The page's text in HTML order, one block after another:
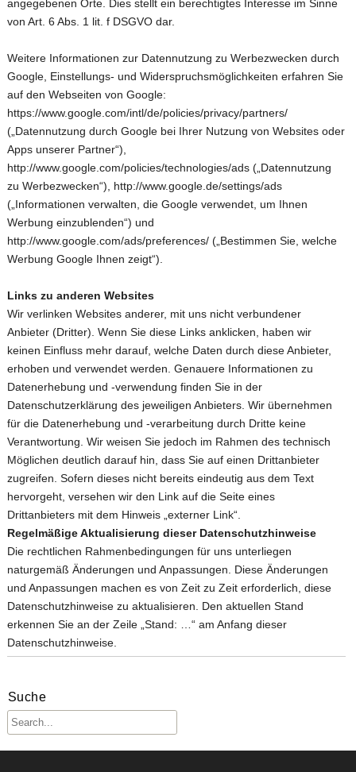
angegebenen Orte. Dies stellt ein berechtigtes Interesse im Sinne
von Art. 6 Abs. 1 lit. f DSGVO dar.
Weitere Informationen zur Datennutzung zu Werbezwecken durch
Google, Einstellungs- und Widerspruchsmöglichkeiten erfahren Sie
auf den Webseiten von Google:
https://www.google.com/intl/de/policies/privacy/partners/
(„Datennutzung durch Google bei Ihrer Nutzung von Websites oder
Apps unserer Partner“),
http://www.google.com/policies/technologies/ads („Datennutzung
zu Werbezwecken“), http://www.google.de/settings/ads
(„Informationen verwalten, die Google verwendet, um Ihnen
Werbung einzublenden“) und
http://www.google.com/ads/preferences/ („Bestimmen Sie, welche
Werbung Google Ihnen zeigt“).
Links zu anderen Websites
Wir verlinken Websites anderer, mit uns nicht verbundener
Anbieter (Dritter). Wenn Sie diese Links anklicken, haben wir
keinen Einfluss mehr darauf, welche Daten durch diese Anbieter,
erhoben und verwendet werden. Genauere Informationen zu
Datenerhebung und -verwendung finden Sie in der
Datenschutzerklärung des jeweiligen Anbieters. Wir übernehmen
für die Datenerhebung und -verarbeitung durch Dritte keine
Verantwortung. Wir weisen Sie jedoch im Rahmen des technisch
Möglichen deutlich darauf hin, dass Sie auf einen Drittanbieter
zugreifen. Sofern dieses nicht bereits eindeutig aus dem Text
hervorgeht, versehen wir den Link auf die Seite eines
Drittanbieters mit dem Hinweis „externer Link“.
Regelmäßige Aktualisierung dieser Datenschutzhinweise
Die rechtlichen Rahmenbedingungen für uns unterliegen
naturgemäß Änderungen und Anpassungen. Diese Änderungen
und Anpassungen machen es von Zeit zu Zeit erforderlich, diese
Datenschutzhinweise zu aktualisieren. Den aktuellen Stand
erkennen Sie an der Zeile „Stand: …“ am Anfang dieser
Datenschutzhinweise.
Suche